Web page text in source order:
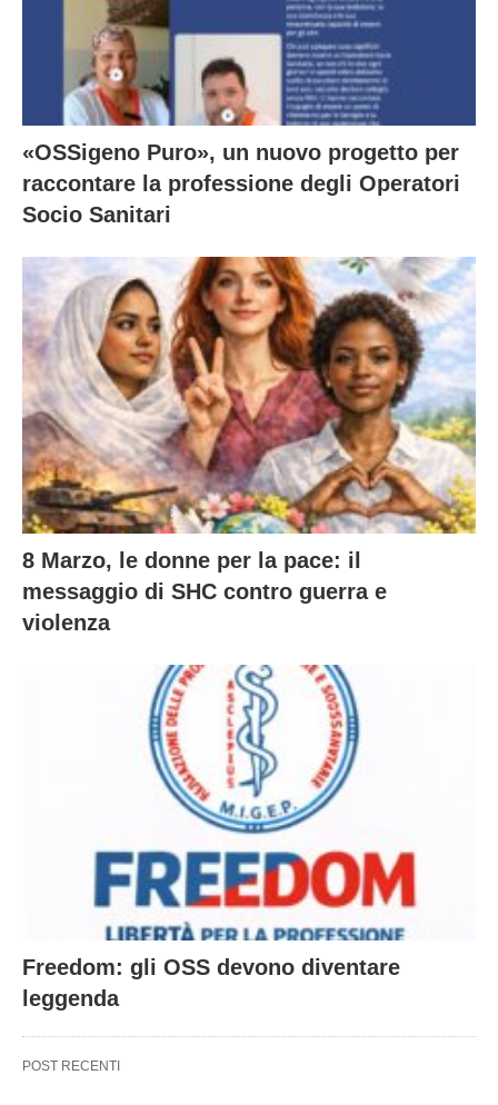
«OSSigeno Puro», un nuovo progetto per
raccontare la professione degli Operatori
Socio Sanitari
8 Marzo, le donne per la pace: il
messaggio di SHC contro guerra e
violenza
Freedom: gli OSS devono diventare
leggenda
POST RECENTI